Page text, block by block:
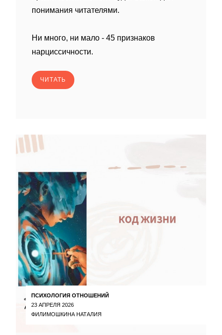
понимания читателями.
Ни много, ни мало - 45 признаков
нарциссичности.
ЧИТАТЬ
ПСИХОЛОГИЯ ОТНОШЕНИЙ
23 АПРЕЛЯ 2026
ФИЛИМОШКИНА НАТАЛИЯ